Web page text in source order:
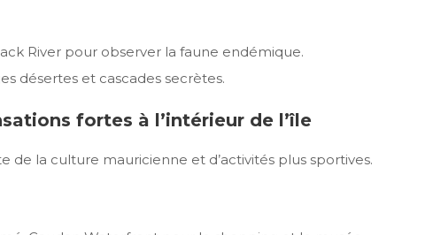
River pour observer la faune endémique.
désertes et cascades secrètes.
fortes à l’intérieur de l’île
de la culture mauricienne et d’activités plus sportives.